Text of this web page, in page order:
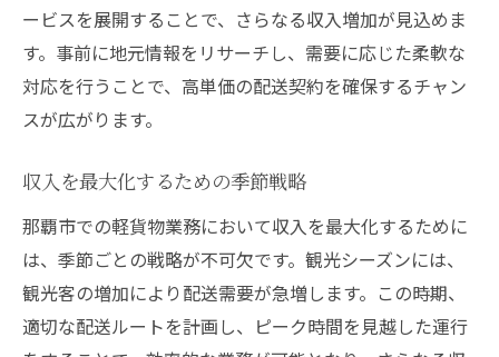
ービスを展開することで、さらなる収入増加が見込めま
す。事前に地元情報をリサーチし、需要に応じた柔軟な
対応を行うことで、高単価の配送契約を確保するチャン
スが広がります。
収入を最大化するための季節戦略
那覇市での軽貨物業務において収入を最大化するために
は、季節ごとの戦略が不可欠です。観光シーズンには、
観光客の増加により配送需要が急増します。この時期、
適切な配送ルートを計画し、ピーク時間を見越した運行